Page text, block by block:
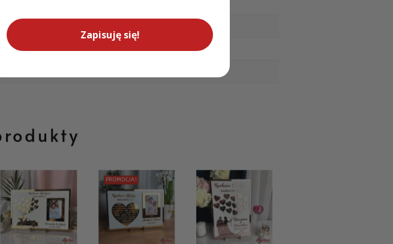
PROMOCJA!
Zapisuję się!